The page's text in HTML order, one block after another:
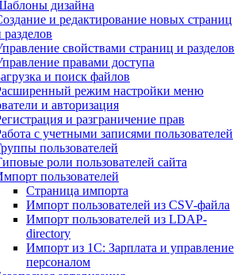
дизайна
и редактирование новых страниц
разделов
свойствами страниц и разделов
правами доступа
и поиск файлов
режим настройки меню
и авторизация
и разграничение прав
с учетными записями пользователей
пользователей
роли пользователей сайта
пользователей
Страница импорта
Импорт пользователей из CSV-файла
Импорт пользователей из LDAP-
directory
Импорт из 1С: Зарплата и управление
персоналом